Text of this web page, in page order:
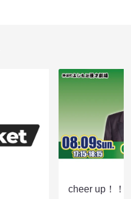
cheer up！